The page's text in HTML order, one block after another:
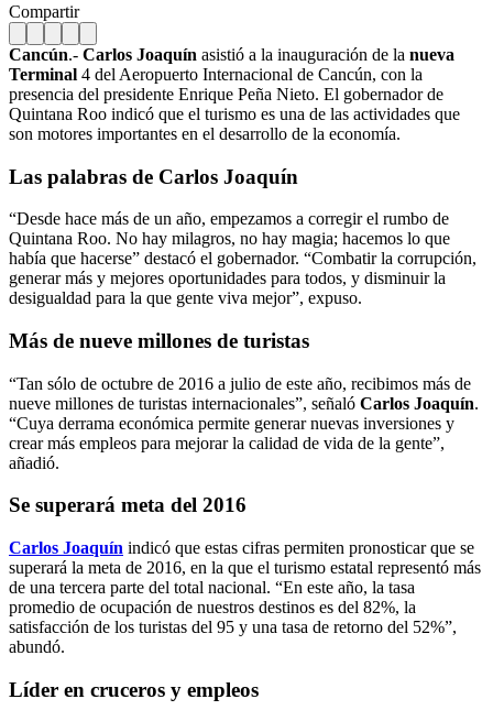
Compartir
Cancún.- Carlos Joaquín asistió a la inauguración de la nueva
Terminal 4 del Aeropuerto Internacional de Cancún, con la
presencia del presidente Enrique Peña Nieto. El gobernador de
Quintana Roo indicó que el turismo es una de las actividades que
son motores importantes en el desarrollo de la economía.
Las palabras de Carlos Joaquín
“Desde hace más de un año, empezamos a corregir el rumbo de
Quintana Roo. No hay milagros, no hay magia; hacemos lo que
había que hacerse” destacó el gobernador. “Combatir la corrupción,
generar más y mejores oportunidades para todos, y disminuir la
desigualdad para la que gente viva mejor”, expuso.
Más de nueve millones de turistas
“Tan sólo de octubre de 2016 a julio de este año, recibimos más de
nueve millones de turistas internacionales”, señaló Carlos Joaquín.
“Cuya derrama económica permite generar nuevas inversiones y
crear más empleos para mejorar la calidad de vida de la gente”,
añadió.
Se superará meta del 2016
Carlos Joaquín indicó que estas cifras permiten pronosticar que se
superará la meta de 2016, en la que el turismo estatal representó más
de una tercera parte del total nacional. “En este año, la tasa
promedio de ocupación de nuestros destinos es del 82%, la
satisfacción de los turistas del 95 y una tasa de retorno del 52%”,
abundó.
Líder en cruceros y empleos